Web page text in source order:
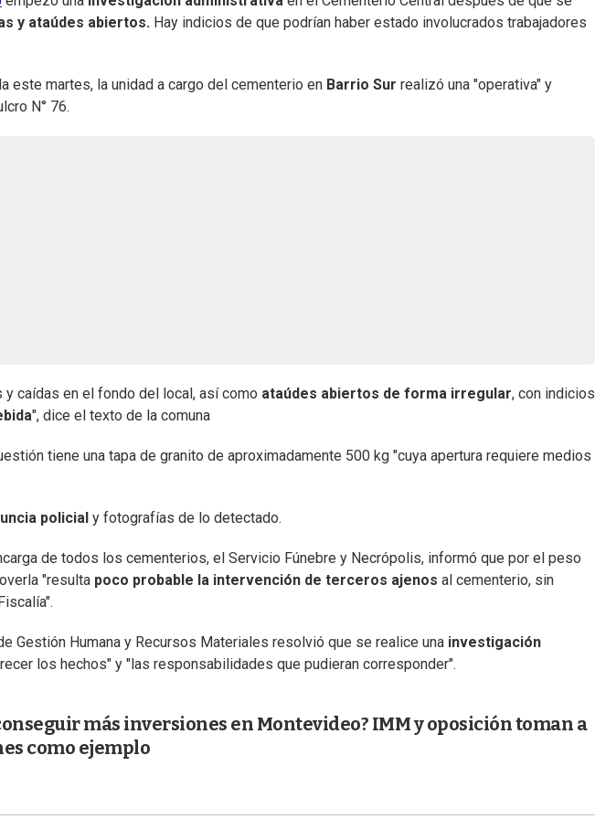
y ataúdes abiertos. Hay indicios de que podrían haber estado involucrados trabajadores
este martes, la unidad a cargo del cementerio en Barrio Sur realizó una "operativa" y
N° 76.
y caídas en el fondo del local, así como ataúdes abiertos de forma irregular, con indicios
", dice el texto de la comuna
tiene una tapa de granito de aproximadamente 500 kg "cuya apertura requiere medios
policial y fotografías de lo detectado.
de todos los cementerios, el Servicio Fúnebre y Necrópolis, informó que por el peso
"resulta poco probable la intervención de terceros ajenos al cementerio, sin
Gestión Humana y Recursos Materiales resolvió que se realice una investigación
los hechos" y "las responsabilidades que pudieran corresponder".
más inversiones en Montevideo? IMM y oposición toman a
como ejemplo